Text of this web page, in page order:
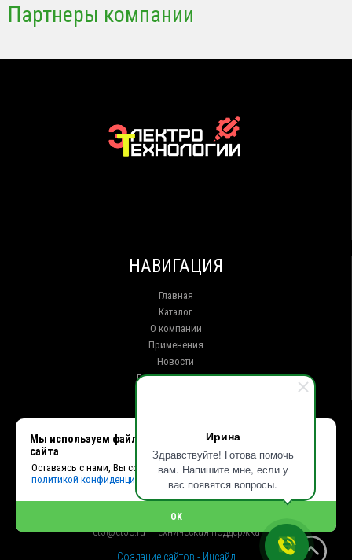
Ирина
Здравствуйте! Готова помочь
вам. Напишите мне, если у
вас появятся вопросы.
Партнеры компании
НАВИГАЦИЯ
Главная
Каталог
О компании
Применения
Новости
Доставка и оплата
г. Иркутск ул. Клары Цеткин, 16, офис 15
+7 (914) 010-76-83, 8 (3952) 93-27-93 - Отдел продаж
+7 (950) 075-85-99 - Техническая поддержка
info@et38.ru - Общая почта
et2@et38.ru - Отдел продаж
et3@et38.ru - Техническая поддержка
Создание сайтов - Инсайд
Мы используем файлы cookie, чтобы улучшить работу
сайта
Оставаясь с нами, Вы соглашаетесь с использованием cookies и
политикой конфиденциальности.
OK